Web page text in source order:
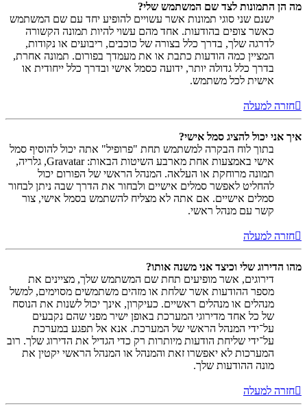
מה הן התמונות לצד שם המשתמש שלי?
ישנם שני סוגי תמונות אשר עשויים להופיע יחד עם שם המשתמש
כאשר צופים בהודעות. אחד מהם עשוי להיות תמונה הקשורה
לדרגה שלך, בדרך כלל בצורה של כוכבים, ריבועים או נקודות,
המציין כמה הודעות כתבת או את מעמדך בפורום. תמונה אחרת,
בדרך כלל גדולה יותר, ידועה כסמל אישי ובדרך כלל ייחודית או
אישית לכל משתמש.
חזרה למעלה
איך אני יכול להציג סמל אישי?
בתוך לוח הבקרה למשתמש תחת "פרופיל" אתה יכול להוסיף סמל
אישי באמצעות אחת מארבע השיטות הבאות: Gravatar, גלריה,
תמונה מרוחקת או העלאה. המנהל הראשי של הפורום יכול
להחליט לאפשר סמלים אישיים ולבחור את הדרך שבה ניתן לבחור
סמלים אישיים. אם אתה לא מצליח להשתמש בסמל אישי, צור
קשר עם מנהל ראשי.
חזרה למעלה
מהו הדירוג שלי וכיצד אני משנה אותו?
דירוגים, אשר מופיעים תחת שם המשתמש שלך, מציינים את
מספר ההודעות אשר שלחת או מזהים משתמשים מסוימים, למשל
מנהלים או מנהלים ראשיים. כעיקרון, אינך יכול לשנות את הנוסח
של כל אחד מדירוגי המערכת באופן ישיר מפני שהם נקבעים
על־ידי המנהל הראשי של המערכת. אנא אל תפגע במערכת
על־ידי שליחת הודעות מיותרות רק כדי הגדיל את הדירוג שלך. רוב
המערכות לא יאפשרו זאת והמנהל או המנהל הראשי יקטין את
מונה ההודעות שלך.
חזרה למעלה